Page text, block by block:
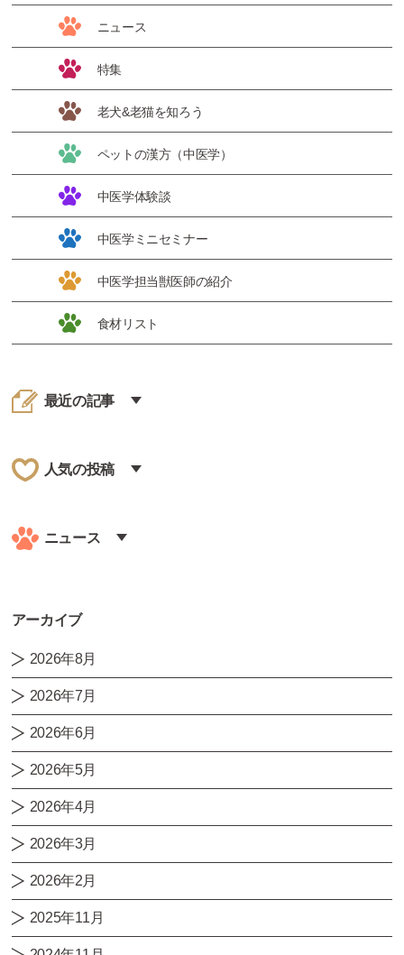
ニュース
特集
老犬&老猫を知ろう
ペットの漢方（中医学）
中医学体験談
中医学ミニセミナー
中医学担当獣医師の紹介
食材リスト
最近の記事
人気の投稿
ニュース
アーカイブ
2026年8月
2026年7月
2026年6月
2026年5月
2026年4月
2026年3月
2026年2月
2025年11月